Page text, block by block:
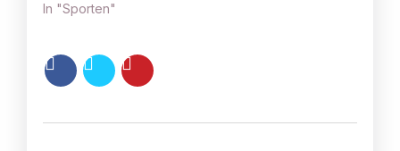
In "Sporten"